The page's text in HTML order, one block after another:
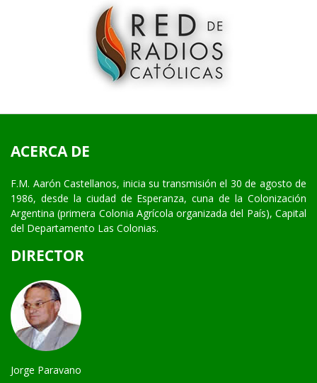
ACERCA DE
F.M. Aarón Castellanos, inicia su transmisión el 30 de agosto de
1986, desde la ciudad de Esperanza, cuna de la Colonización
Argentina (primera Colonia Agrícola organizada del País), Capital
del Departamento Las Colonias.
DIRECTOR
Jorge Paravano